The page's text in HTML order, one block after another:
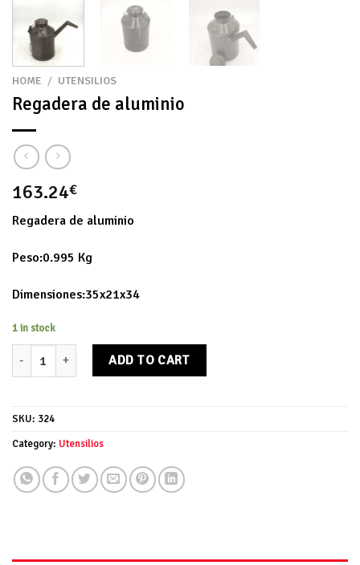
HOME / UTENSILIOS
Regadera de aluminio
163.24€
Regadera de aluminio
Peso:0.995 Kg
Dimensiones:35x21x34
1 in stock
Regadera de aluminio quantity
ADD TO CART
SKU: 324
Category: Utensilios